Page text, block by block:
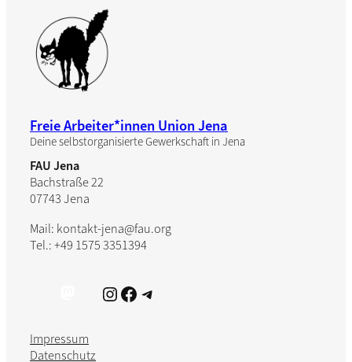
Freie Arbeiter*innen Union Jena
Deine selbstorganisierte Gewerkschaft in Jena
FAU Jena
Bachstraße 22
07743 Jena
Mail: kontakt-jena@fau.org
Tel.: +49 1575 3351394
Instagram Facebook Telegram
Impressum
Datenschutz